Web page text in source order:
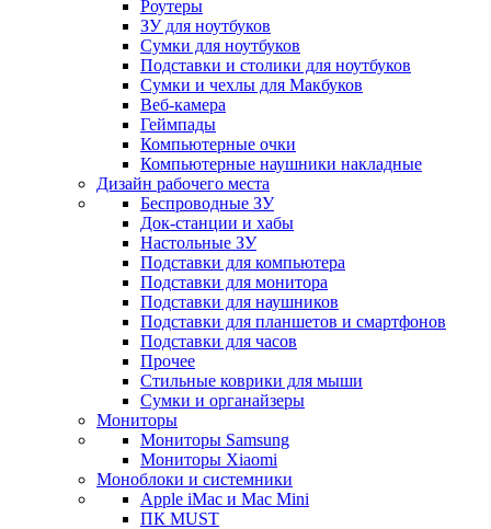
Роутеры
ЗУ для ноутбуков
Сумки для ноутбуков
Подставки и столики для ноутбуков
Сумки и чехлы для Макбуков
Веб-камера
Геймпады
Компьютерные очки
Компьютерные наушники накладные
Дизайн рабочего места
Беспроводные ЗУ
Док-станции и хабы
Настольные ЗУ
Подставки для компьютера
Подставки для монитора
Подставки для наушников
Подставки для планшетов и смартфонов
Подставки для часов
Прочее
Стильные коврики для мыши
Сумки и органайзеры
Мониторы
Мониторы Samsung
Мониторы Xiaomi
Моноблоки и системники
Apple iMac и Mac Mini
ПК MUST